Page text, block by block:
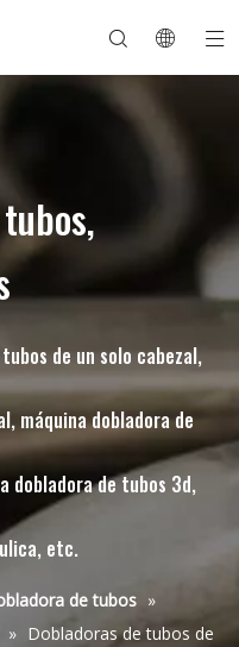
de un solo cabezal,
máquina dobladora de
dobladora de tubos 3d,
etc.
de tubos »
» Dobladoras de tubos de